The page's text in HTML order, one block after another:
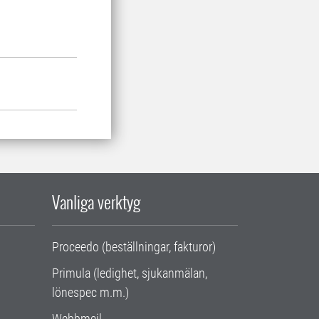
Vanliga verktyg
Proceedo (beställningar, fakturor)
Primula (ledighet, sjukanmälan,
lönespec m.m.)